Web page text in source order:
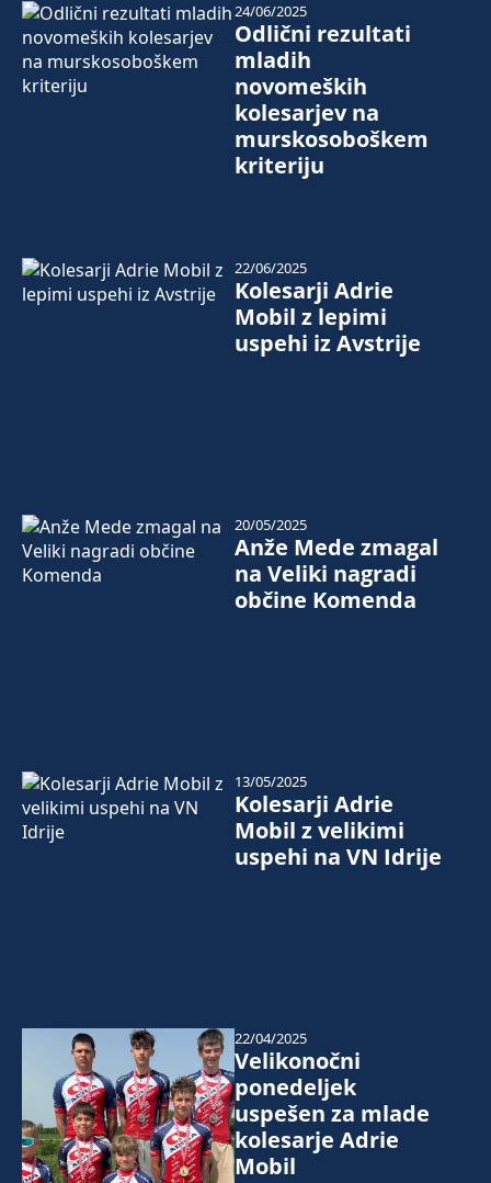
Odlični rezultati
mladih
novomeških
kolesarjev na
murskosoboškem
kriteriju
24/06/2025
Kolesarji Adrie
Mobil z lepimi
uspehi iz Avstrije
22/06/2025
Anže Mede zmagal
na Veliki nagradi
občine Komenda
20/05/2025
Kolesarji Adrie
Mobil z velikimi
uspehi na VN Idrije
13/05/2025
Velikonočni
ponedeljek
uspešen za mlade
kolesarje Adrie
Mobil
22/04/2025